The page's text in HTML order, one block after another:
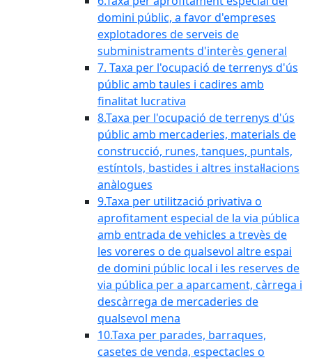
domini públic, a favor d'empreses
explotadores de serveis de
subministraments d'interès general
7. Taxa per l'ocupació de terrenys d'ús
públic amb taules i cadires amb
finalitat lucrativa
8.Taxa per l'ocupació de terrenys d'ús
públic amb mercaderies, materials de
construcció, runes, tanques, puntals,
estíntols, bastides i altres instal·lacions
anàlogues
9.Taxa per utilització privativa o
aprofitament especial de la via pública
amb entrada de vehicles a trevès de
les voreres o de qualsevol altre espai
de domini públic local i les reserves de
via pública per a aparcament, càrrega i
descàrrega de mercaderies de
qualsevol mena
10.Taxa per parades, barraques,
casetes de venda, espectacles o